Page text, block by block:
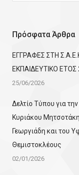
Πρόσφατα Άρθρα
ΕΓΓΡΑΦΕΣ ΣΤΗ
ΕΚΠΑΙΔΕΥΤΙΚΟ ΕΤΟΣ
25/06/2026
Δελτίο Τύπου για
Κυριάκου
Γεωργιάδη και του
Θεμιστοκλέους
02/01/2026